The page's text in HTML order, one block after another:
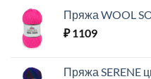
Пряжа WOOL
₽1109
Пряжа SERENE